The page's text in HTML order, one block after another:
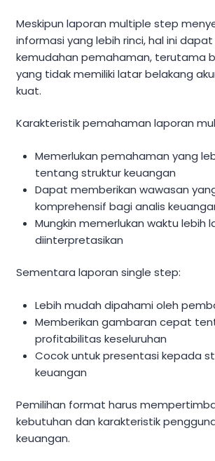
Meskipun laporan multiple step
informasi yang lebih rinci, hal ini
kemudahan pemahaman, terutama
yang tidak memiliki latar belakang
kuat.
Karakteristik pemahaman laporan
Memerlukan pemahaman yang
tentang struktur keuangan
Dapat memberikan wawasan
komprehensif bagi analis
Mungkin memerlukan waktu lebih
diinterpretasikan
Sementara laporan single step:
Lebih mudah dipahami oleh
Memberikan gambaran cepat
profitabilitas keseluruhan
Cocok untuk presentasi kepada
keuangan
Pemilihan format harus
kebutuhan dan karakteristik
keuangan.